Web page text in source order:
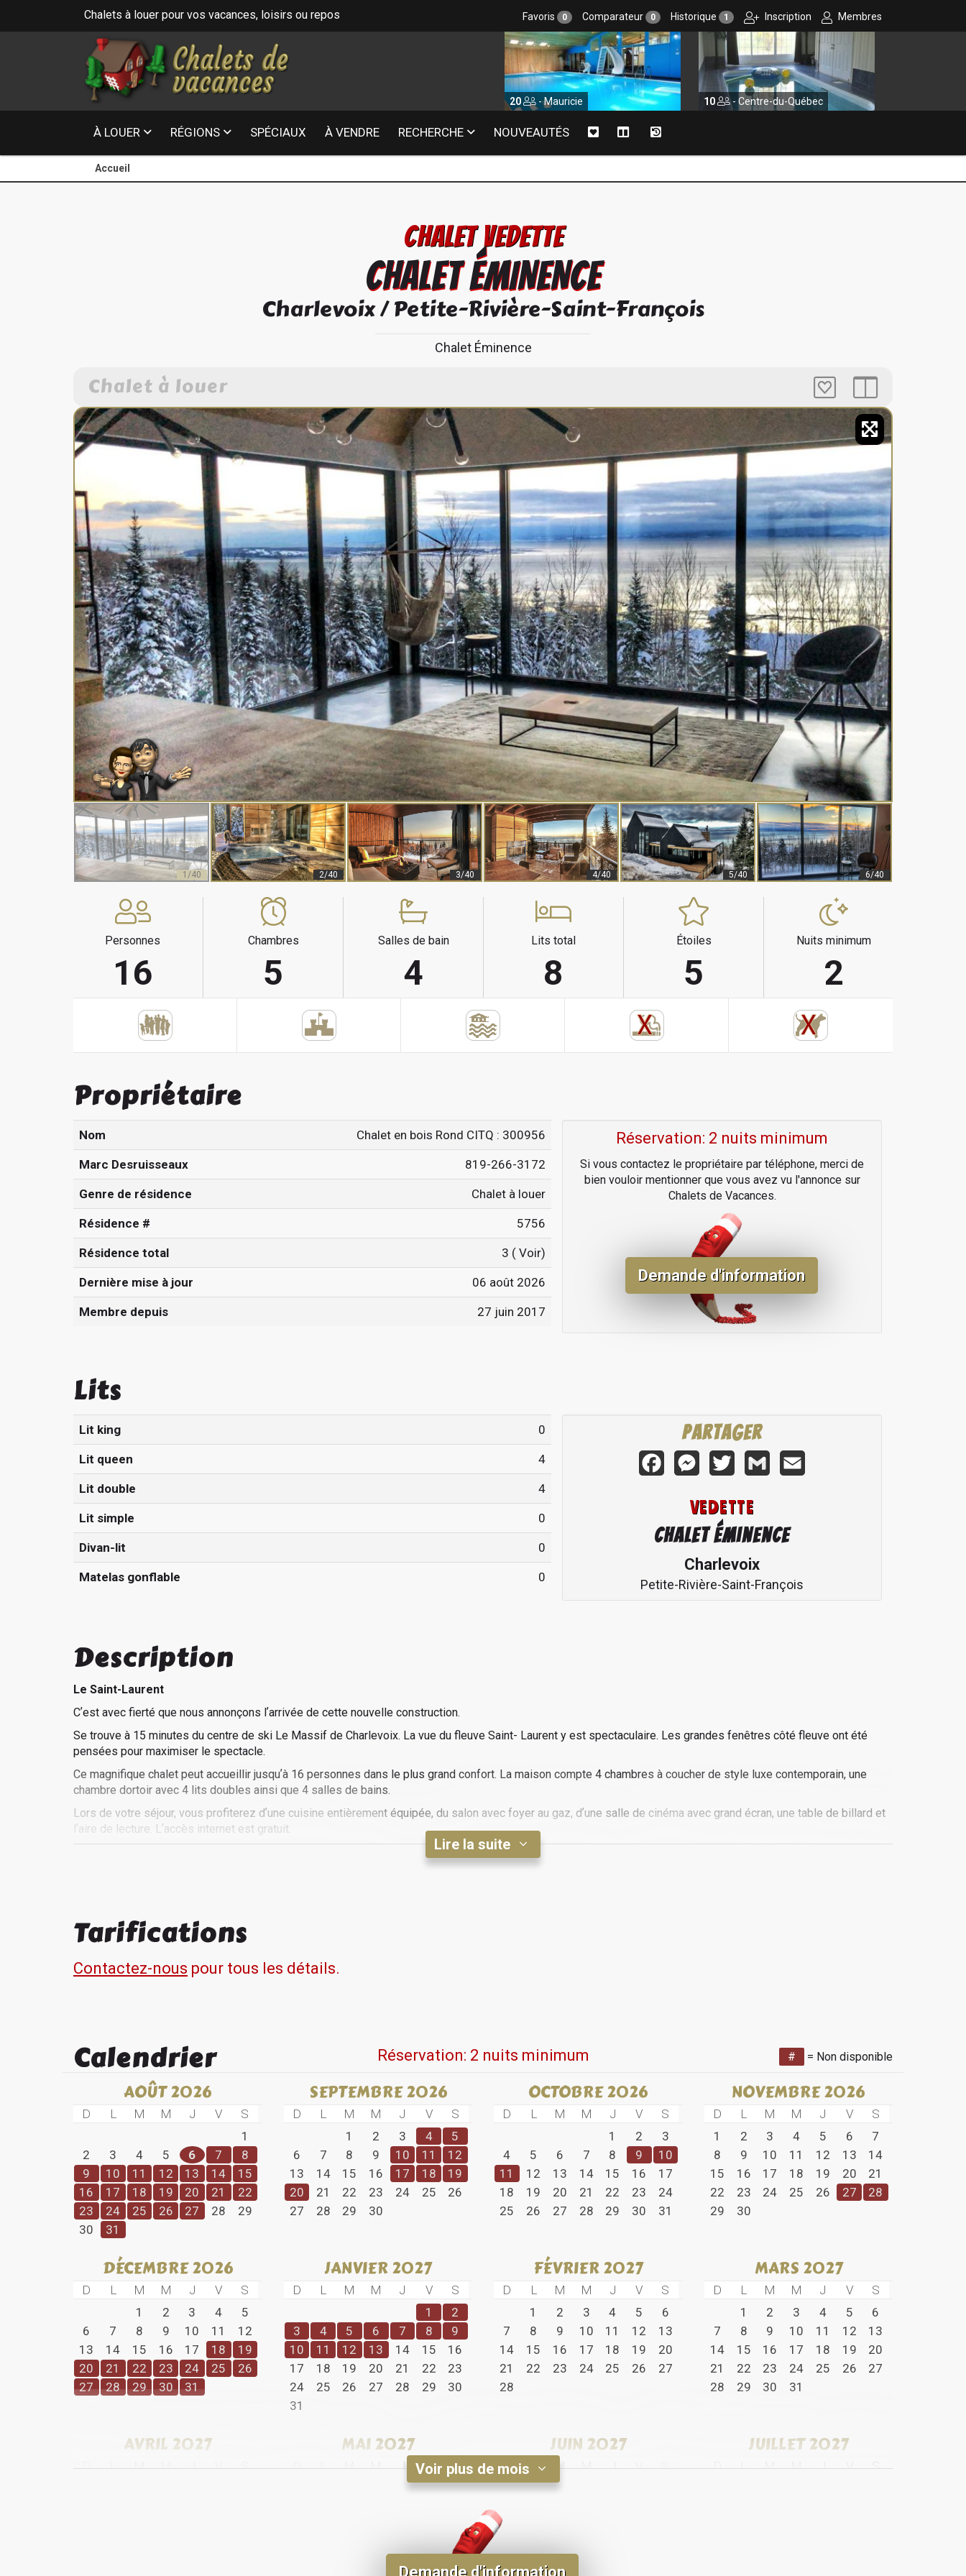
Chalets à louer pour vos vacances, loisirs ou repos Favoris 0 Comparateur 0 Historique 1 Inscription Membres
20 - Mauricie 10 - Centre-du-Québec
À LOUER RÉGIONS SPÉCIAUX À VENDRE RECHERCHE NOUVEAUTÉS
Accueil
CHALET VEDETTE
CHALET ÉMINENCE
Charlevoix/Petite-Rivière-Saint-François
Chalet Éminence
Chalet à louer
1/40 2/40 3/40 4/40 5/40 6/40
Personnes
16
Chambres
5
Salles de bain
4
Lits total
8
Étoiles
5
Nuits minimum
2
Propriétaire
Nom Chalet en bois Rond CITQ : 300956
Marc Desruisseaux 819-266-3172
Genre de résidence Chalet à louer
Résidence # 5756
Résidence total 3 ( Voir)
Dernière mise à jour 06 août 2026
Membre depuis 27 juin 2017
Réservation: 2 nuits minimum
Si vous contactez le propriétaire par téléphone, merci de
bien vouloir mentionner que vous avez vu l'annonce sur
Chalets de Vacances.
Demande d'information
Lits
Lit king 0
Lit queen 4
Lit double 4
Lit simple 0
Divan-lit 0
Matelas gonflable 0
Partager
FacebookMessenger
Twitter Gmail
VEDETTE
Chalet Éminence
Charlevoix
Petite-Rivière-Saint-François
Description
Le Saint-Laurent
Cʼest avec fierté que nous annonçons lʼarrivée de cette nouvelle construction.
Se trouve à 15 minutes du centre de ski Le Massif de Charlevoix. La vue du fleuve Saint- Laurent y est spectaculaire. Les grandes fenêtres côté fleuve ont été
pensées pour maximiser le spectacle.
Ce magnifique chalet peut accueillir jusquʼà 16 personnes dans le plus grand confort. La maison compte 4 chambres à coucher de style luxe contemporain, une
chambre dortoir avec 4 lits doubles ainsi que 4 salles de bains.
Lors de votre séjour, vous profiterez dʼune cuisine entièrement équipée, du salon avec foyer au gaz, dʼune salle de cinéma avec grand écran, une table de billard et
lʼaire de lecture. Lʼaccès internet est gratuit.
Lʼameublement extérieur vous permettra de prendre du répit en pleine nature face au fleuve Saint-Laurent. Une salle à manger extérieure y a été aménagée, incluant
qui pourrait encourager la créativité...
Bienvenue chez nous, bienvenue chez vous!
Lire la suite
Tarifications
Contactez-nous pour tous les détails.
Calendrier Réservation: 2 nuits minimum # = Non disponible
AOÛT 2026
D L M M J V
S
1
2
3 4 5 6 7
8
9
10 11 12 13 14
15
16
17 18 19 20 21
22
23
24 25 26 27 28
29
30
31
SEPTEMBRE 2026
D L M M J V
S
1
2 3 4
5
6
7 8 9 10 11
12
13
14 15 16 17 18
19
20
21 22 23 24 25
26
27
28 29 30
OCTOBRE 2026
D L M M J V
S
1
2
3
4
5 6 7 8 9
10
11
12 13 14 15 16
17
18
19 20 21 22 23
24
25
26 27 28 29 30 31
NOVEMBRE 2026
D L M M J V
S
1
2 3 4 5 6
7
8
9 10 11 12 13
14
15
16 17 18 19 20
21
22
23 24 25 26 27
28
29
30
DÉCEMBRE 2026
D L M M J V
S
1
2 3 4
5
6
7 8 9 10 11
12
13
14 15 16 17 18
19
20
21 22 23 24 25
26
27
28 29 30 31
JANVIER 2027
D L M M J V
S
1
2
3
4 5 6 7 8
9
10
11 12 13 14 15
16
17
18 19 20 21 22
23
24
25 26 27 28 29
30
31
FÉVRIER 2027
D L M M J V
S
1
2 3 4 5
6
7
8 9 10 11 12
13
14
15 16 17 18 19
20
21
22 23 24 25 26
27
28
MARS 2027
D L M M J V
S
1
2 3 4 5
6
7
8 9 10 11 12
13
14
15 16 17 18 19
20
21
22 23 24 25 26
27
28
29 30 31
AVRIL 2027
D L M M J V
S
MAI 2027
D L M M J V
S
1
22
27
29
JUIN 2027
D M M J V
S
1
13
27
28
JUILLET 2027
D L M M J V
S
Voir plus de mois
Demande d'information